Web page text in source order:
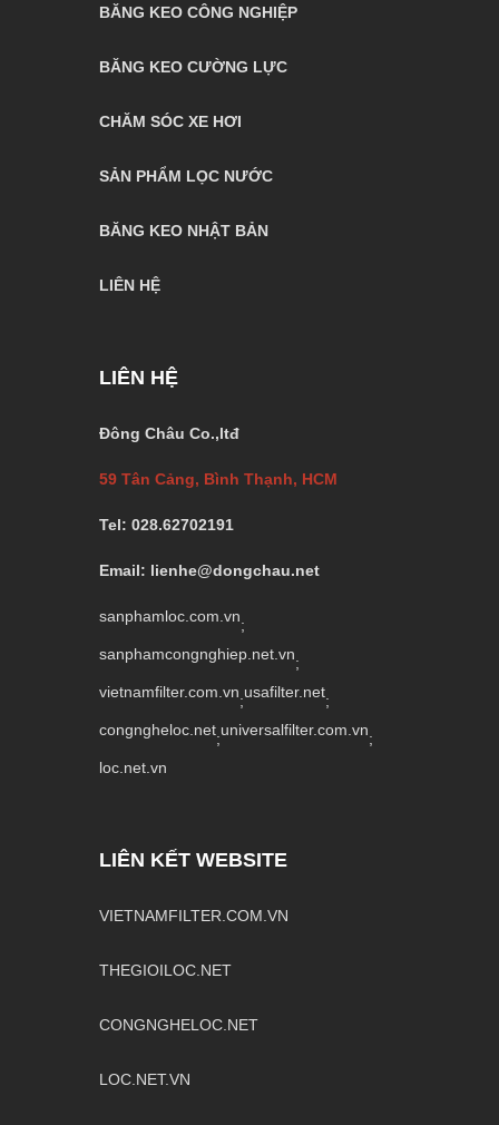
BĂNG KEO CÔNG NGHIỆP
BĂNG KEO CƯỜNG LỰC
CHĂM SÓC XE HƠI
SẢN PHẨM LỌC NƯỚC
BĂNG KEO NHẬT BẢN
LIÊN HỆ
LIÊN HỆ
Đông Châu Co.,ltđ
59 Tân Cảng, Bình Thạnh, HCM
Tel: 028.62702191
Email: lienhe@dongchau.net
sanphamloc.com.vn;
sanphamcongnghiep.net.vn;
vietnamfilter.com.vn;usafilter.net;
congngheloc.net;universalfilter.com.vn;
loc.net.vn
LIÊN KẾT WEBSITE
VIETNAMFILTER.COM.VN
THEGIOILOC.NET
CONGNGHELOC.NET
LOC.NET.VN